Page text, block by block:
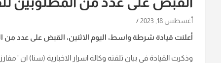
أغسطس 18, 2023
أعلنت قيادة شرطة واسط، اليوم الاثنين، القبض على عدد من
وذكرت القيادة في بيان تلقته وكالة اسرار الاخبارية (سنا) ان